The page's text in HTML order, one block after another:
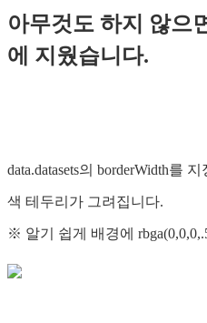
아무것도 하지 않으
에 지웠습니다.
data.datasets의 borderWidth를
색 테두리가 그려집니다.
※ 알기 쉽게 배경에